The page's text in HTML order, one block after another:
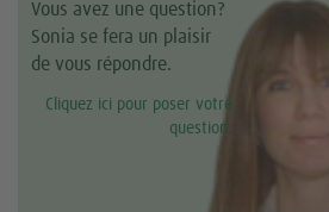
Vous avez une question?
Sonia se fera un plaisir
de vous répondre.
Cliquez ici pour poser votre
question.